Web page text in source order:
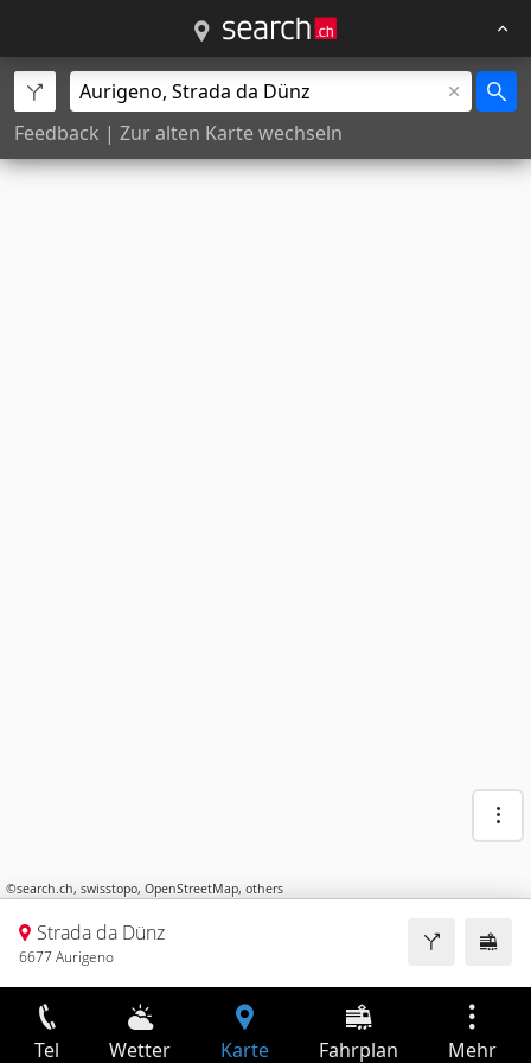
Feedback | Zur alten Karte wechseln
©search.ch, swisstopo, OpenStreetMap, others
Strada da Dünz
6677 Aurigeno
Tel Wetter Karte Fahrplan Mehr